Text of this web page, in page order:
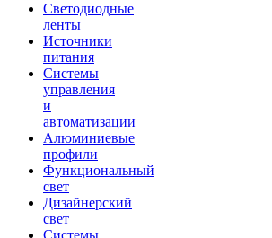
Светодиодные
ленты
Источники
питания
Системы
управления
и
автоматизации
Алюминиевые
профили
Функциональный
свет
Дизайнерский
свет
Системы